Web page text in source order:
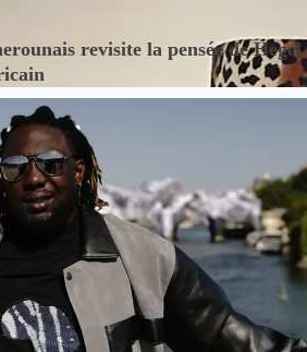
revisite la pensée de Hegel